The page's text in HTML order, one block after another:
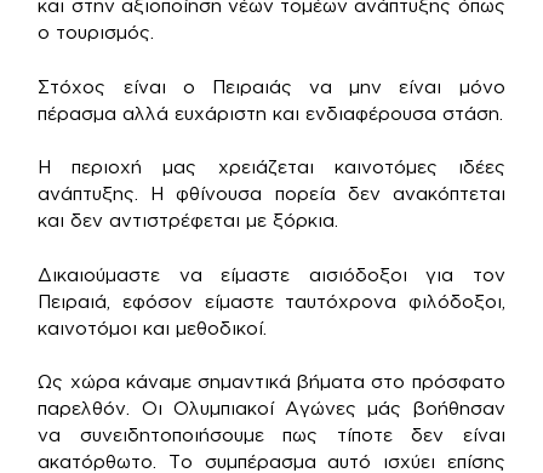
και στην αξιοποίηση νέων τομέων ανάπτυξης όπως
ο τουρισμός.
Στόχος είναι ο Πειραιάς να μην είναι μόνο
πέρασμα αλλά ευχάριστη και ενδιαφέρουσα στάση.
Η περιοχή μας χρειάζεται καινοτόμες ιδέες
ανάπτυξης. Η φθίνουσα πορεία δεν ανακόπτεται
και δεν αντιστρέφεται με ξόρκια.
Δικαιούμαστε να είμαστε αισιόδοξοι για τον
Πειραιά, εφόσον είμαστε ταυτόχρονα φιλόδοξοι,
καινοτόμοι και μεθοδικοί.
Ως χώρα κάναμε σημαντικά βήματα στο πρόσφατο
παρελθόν. Οι Ολυμπιακοί Αγώνες μάς βοήθησαν
να συνειδητοποιήσουμε πως τίποτε δεν είναι
ακατόρθωτο. Το συμπέρασμα αυτό ισχύει επίσης